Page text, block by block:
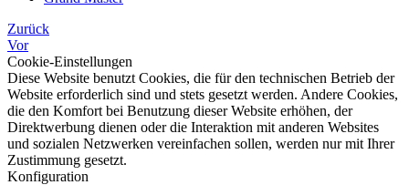
Zurück
Vor
Cookie-Einstellungen
Diese Website benutzt Cookies, die für den technischen Betrieb der
Website erforderlich sind und stets gesetzt werden. Andere Cookies,
die den Komfort bei Benutzung dieser Website erhöhen, der
Direktwerbung dienen oder die Interaktion mit anderen Websites
und sozialen Netzwerken vereinfachen sollen, werden nur mit Ihrer
Zustimmung gesetzt.
Konfiguration